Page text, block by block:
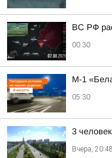
ВС РФ
00:30
М-1
05:30
3
Вчера, 20:48